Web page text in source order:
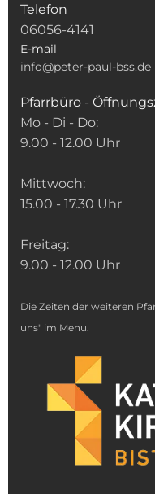
Telefon
06056-4141
E-mail
info@peter-paul-bss.de
Pfarrbüro -
Mo - Di - Do:
9.00 - 12.00 Uhr
Mittwoch:
15.00 - 17.30 Uhr
Freitag:
9.00 - 12.00 Uhr
Die Zeiten der weiteren
uns" im Menu.